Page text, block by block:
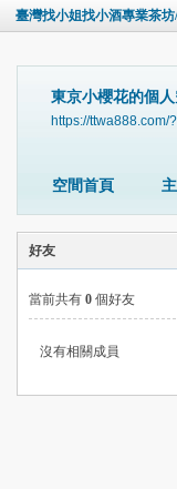
臺灣找小姐找小酒專業茶坊
東京小櫻花的個人
https://ttwa888.com/
空間首頁
好友
當前共有 0 個好友
沒有相關成員